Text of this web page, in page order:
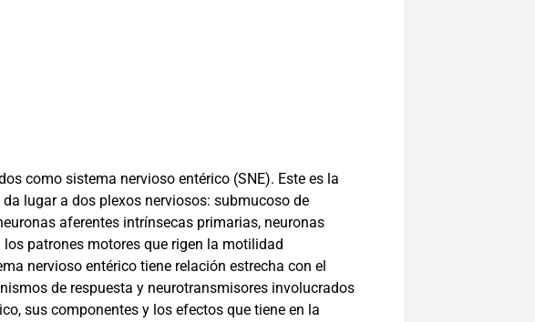
como sistema nervioso entérico (SNE). Este es la
lugar a dos plexos nerviosos: submucoso de
aferentes intrínsecas primarias, neuronas
patrones motores que rigen la motilidad
nervioso entérico tiene relación estrecha con el
de respuesta y neurotransmisores involucrados
sus componentes y los efectos que tiene en la